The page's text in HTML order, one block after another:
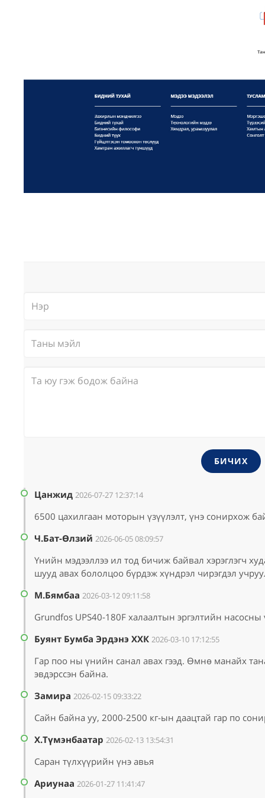
БИЧИХ
Цанжид 2026-07-27 12:37:14
6500 цахилгаан моторын үзүүлэлт, үнэ сонирхож
Ч.Бат-Өлзий 2026-06-05 08:09:57
Үнийн мэдээллээ ил тод бичиж байвал хэрэглэгч
шууд авах бололцоо бүрдэж хүндрэл чирэгдэл
М.Бямбаа 2026-03-12 09:11:58
Grundfos UPS40-180F халаалтын эргэлтийн
Буянт Бумба Эрдэнэ ХХК 2026-03-10 17:12:55
Гар поо ны үнийн санал авах гээд. Өмнө манайх
эвдэрссэн байна.
Замира 2026-02-15 09:33:22
Сайн байна уу, 2000-2500 кг-ын даацтай гар по
Х.Түмэнбаатар 2026-02-13 13:54:31
Саран түлхүүрийн үнэ авья
Ариунаа 2026-01-27 11:41:47